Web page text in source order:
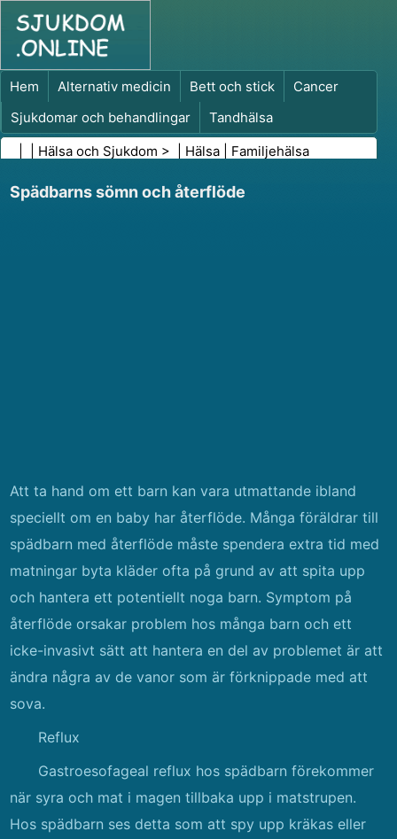
Hem Alternativ medicin Bett och stick
Cancer
Sjukdomar och behandlingar
Tandhälsa
Kost och näring
Familjehälsa
Hälsa och Sjukdom > | Hälsa Familjehälsa
Spädbarns sömn och återflöde
Att ta hand om ett barn kan vara utmattande ibland
speciellt om en baby har återflöde. Många föräldrar till
spädbarn med återflöde måste spendera extra tid med
matningar byta kläder ofta på grund av att spita upp
och hantera ett potentiellt noga barn. Symptom på
återflöde orsakar problem hos många barn och ett
icke-invasivt sätt att hantera en del av problemet är att
ändra några av de vanor som är förknippade med att
sova.
Reflux
Gastroesofageal reflux hos spädbarn förekommer
när syra och mat i magen tillbaka upp i matstrupen.
Hos spädbarn ses detta som att spy upp kräkas eller